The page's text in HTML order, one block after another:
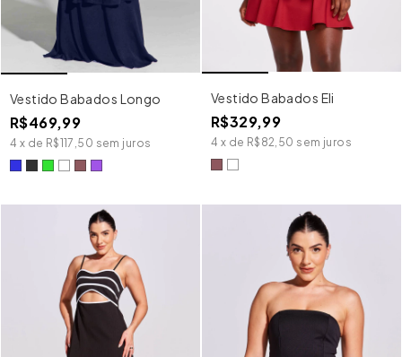
Vestido Babados Longo
R$469,99
4 x de R$117,50 sem juros
Vestido Babados Eli
R$329,99
4 x de R$82,50 sem juros